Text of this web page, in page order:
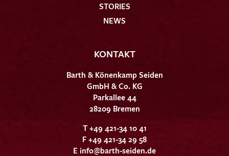
STORIES
NEWS
KONTAKT
Barth & Könenkamp Seiden
GmbH & Co. KG
Parkallee 44
28209 Bremen
T +49 421-34 10 41
F +49 421-34 29 58
E info@barth-seiden.de